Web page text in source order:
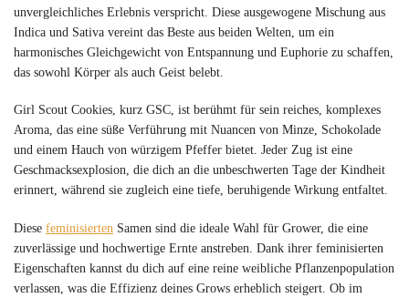
unvergleichliches Erlebnis verspricht. Diese ausgewogene Mischung aus
Indica und Sativa vereint das Beste aus beiden Welten, um ein
harmonisches Gleichgewicht von Entspannung und Euphorie zu schaffen,
das sowohl Körper als auch Geist belebt.
Girl Scout Cookies, kurz GSC, ist berühmt für sein reiches, komplexes
Aroma, das eine süße Verführung mit Nuancen von Minze, Schokolade
und einem Hauch von würzigem Pfeffer bietet. Jeder Zug ist eine
Geschmacksexplosion, die dich an die unbeschwerten Tage der Kindheit
erinnert, während sie zugleich eine tiefe, beruhigende Wirkung entfaltet.
Diese feminisierten Samen sind die ideale Wahl für Grower, die eine
zuverlässige und hochwertige Ernte anstreben. Dank ihrer feminisierten
Eigenschaften kannst du dich auf eine reine weibliche Pflanzenpopulation
verlassen, was die Effizienz deines Grows erheblich steigert. Ob im